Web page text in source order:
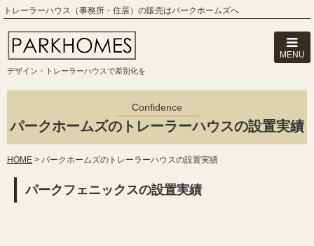
トレーラーハウス（事務所・住居）の販売はパークホームズへ
デザイン・トレーラーハウスで差別化を
MENU
Confidence
パークホームズのトレーラーハウスの設置実績
HOME > パークホームズのトレーラーハウスの設置実績
パークフェニックスの設置実績